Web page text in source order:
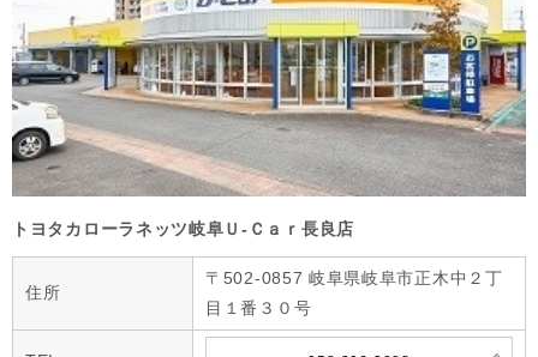
トヨタカローラネッツ岐阜Ｕ‐Ｃａｒ長良店
住所
〒502-0857 岐阜県岐阜市正木中２丁
目１番３０号